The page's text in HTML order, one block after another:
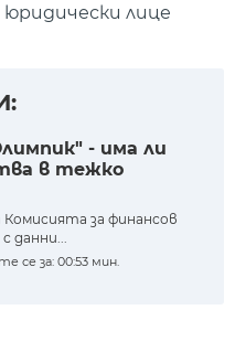
лице
- има ли
в тежко
за финансов
данни...
се за: 00:53 мин.